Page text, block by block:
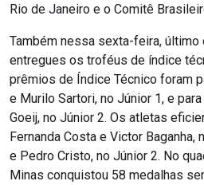
Rio de Janeiro e o Comitê
Também nessa sexta-feira,
entregues os troféus de índice
prêmios de Índice Técnico foram
e Murilo Sartori, no Júnior 1, e
Goeij, no Júnior 2. Os atletas
Fernanda Costa e Victor Baganha,
e Pedro Cristo, no Júnior 2. No
Minas conquistou 58 medalhas